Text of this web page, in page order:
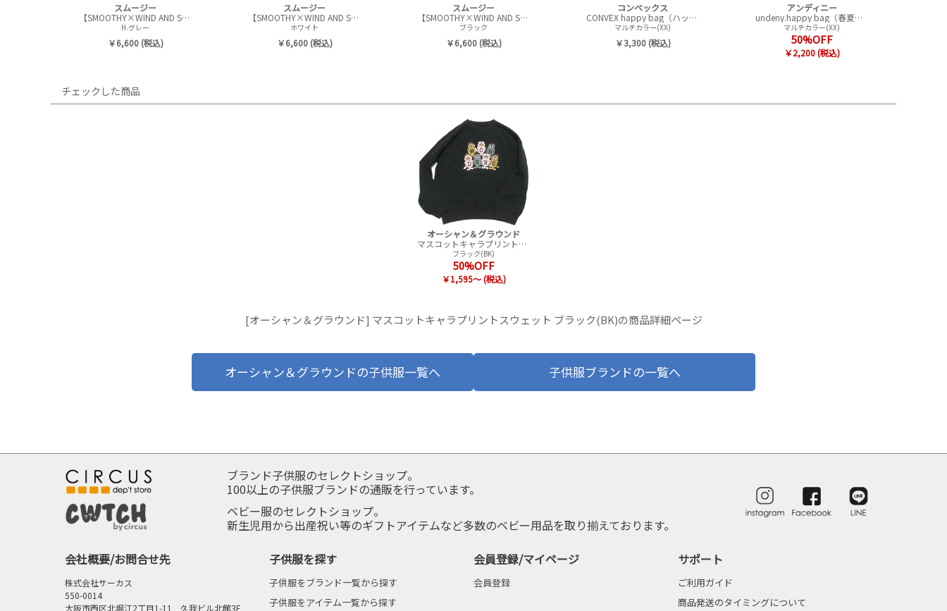
スムージー
【SMOOTHY×WIND AND SEA】 BASEBALL Kids Tee
H.グレー
￥6,600 (税込)
スムージー
【SMOOTHY×WIND AND SEA】 BASEBALL Kids Tee
ホワイト
￥6,600 (税込)
スムージー
【SMOOTHY×WIND AND SEA】 BASEBALL Kids Tee
ブラック
￥6,600 (税込)
コンベックス
CONVEX happy bag（ハッピーバック）
マルチカラー(XX)
￥3,300 (税込)
アンディニー
undeny.happy bag（春夏アイテムハッピーバック）
マルチカラー(XX)
50%OFF
￥2,200 (税込)
チェックした商品
オーシャン＆グラウンド
マスコットキャラプリントスウェット
ブラック(BK)
50%OFF
￥1,595～ (税込)
[オーシャン＆グラウンド] マスコットキャラプリントスウェット ブラック(BK)の商品詳細ページ
オーシャン＆グラウンドの子供服一覧へ 子供服ブランドの一覧へ
ブランド子供服のセレクトショップ。
100以上の子供服ブランドの通販を行っています。
ベビー服のセレクトショップ。
新生児用から出産祝い等のギフトアイテムなど多数のベビー用品を取り揃えております。
会社概要/お問合せ先
株式会社サーカス
550-0014
大阪市西区北堀江2丁目1-11 久我ビル北館3F
子供服を探す
子供服をブランド一覧から探す
子供服をアイテム一覧から探す
会員登録/マイページ
会員登録
サポート
ご利用ガイド
商品発送のタイミングについて